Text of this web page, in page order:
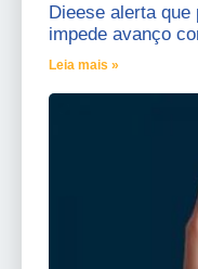
Dieese alerta
impede avanço
Leia mais »